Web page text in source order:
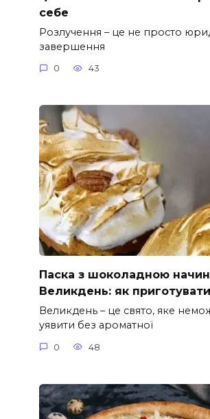
себе
Розлучення – це не просто
завершення
0 43
Паска з шоколадною
Великдень: як
Великдень – це свято, яке
уявити без ароматної
0 48